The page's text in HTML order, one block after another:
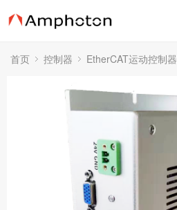
首页 控制器 EtherCAT运动控制器